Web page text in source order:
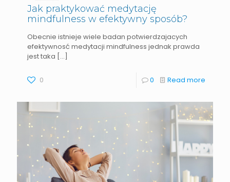
Jak praktykować medytację
mindfulness w efektywny sposób?
Obecnie istnieje wiele badan potwierdzajacych
efektywnosć medytacji mindfulness jednak prawda
jest taka […]
0 0 Read more